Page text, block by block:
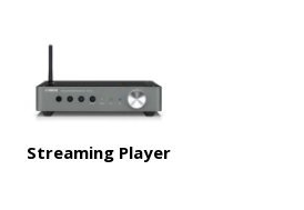
Streaming Player